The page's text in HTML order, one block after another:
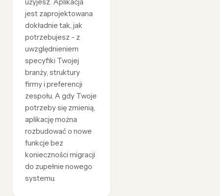
użyjesz. Aplikacja
jest zaprojektowana
dokładnie tak, jak
potrzebujesz - z
uwzględnieniem
specyfiki Twojej
branży, struktury
firmy i preferencji
zespołu. A gdy Twoje
potrzeby się zmienią,
aplikację można
rozbudować o nowe
funkcje bez
konieczności migracji
do zupełnie nowego
systemu.